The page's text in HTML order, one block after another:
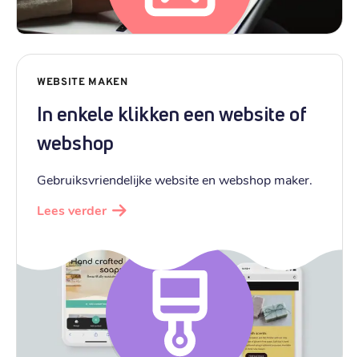
WEBSITE MAKEN
In enkele klikken een website of
webshop
Gebruiksvriendelijke website en webshop maker.
Lees verder